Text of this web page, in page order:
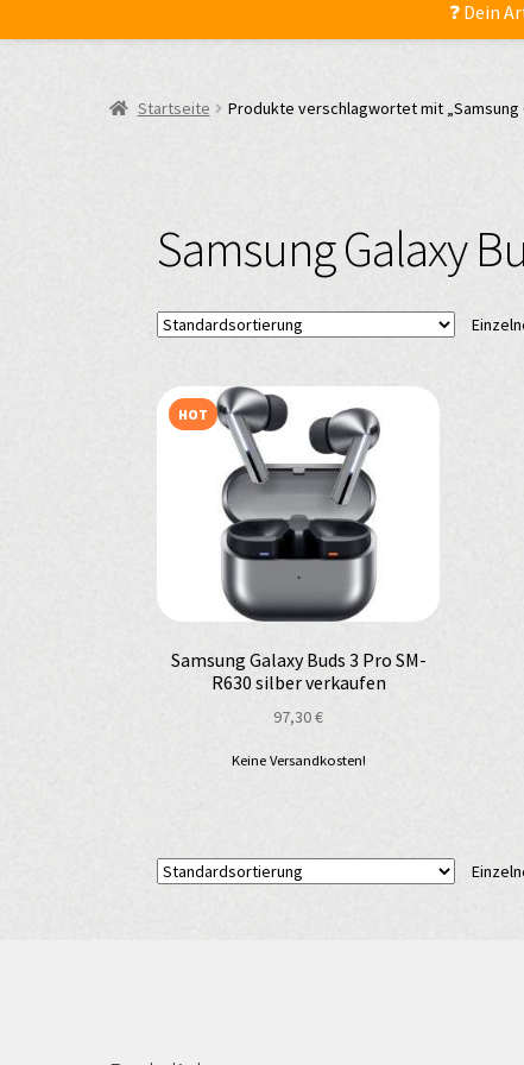
❓ Dein
Startseite Produkte verschlagwortet mit „Samsung
Samsung Galaxy
HOT
Samsung Galaxy Buds 3 Pro SM-
R630 silber verkaufen
97,30€
Keine Versandkosten!